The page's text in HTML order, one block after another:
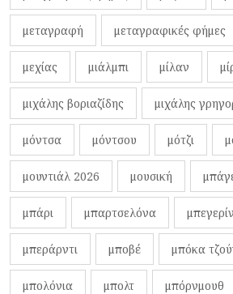
μεταγραφή μεταγραφικές φήμες
μεχίας μιάλμπι μίλαν
μιχάλης βοριαζίδης μιχάλης
μόντσα μόντσου μότζι
μουντιάλ 2026 μουσική
μπάρι μπαρτσελόνα μπεγερίν
μπεράρντι μποβέ μπόκα
μπολόνια μπολτ μπόρνμουθ